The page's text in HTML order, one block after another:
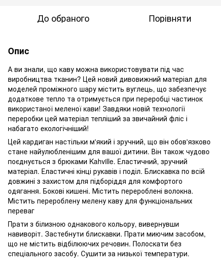
До обраного Порівняти
Опис
А ви знали, що каву можна використовувати під час
виробництва тканин? Цей новий дивовижний матеріал для
моделей проміжного шару містить вуглець, що забезпечує
додаткове тепло та отримується при переробці частинок
використаної меленої кави! Завдяки новій технології
переробки цей матеріал тепліший за звичайний фліс і
набагато екологічніший!
Цей кардиган настільки м'який і зручний, що він обов'язково
стане найулюбленішим для вашої дитини. Він також чудово
поєднується з брюками Kahville. Еластичний, зручний
матеріал. Еластичні кінці рукавів і поділ. Блискавка по всій
довжині з захистом для підборіддя для комфортого
одягання. Бокові кишені. Містить перероблені волокна.
Містить перероблену мелену каву для функціональних
переваг
Прати з білизною однакового кольору, вивернувши
навиворіт. Застебнути блискавки. Прати миючим засобом,
що не містить відбілюючих речовин. Полоскати без
спеціального засобу. Сушити за низької температури.